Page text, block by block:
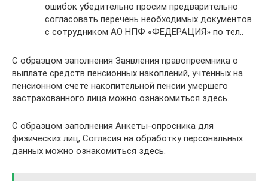
ошибок убедительно просим предварительно
согласовать перечень необходимых документов
с сотрудником АО НПФ «ФЕДЕРАЦИЯ» по тел..
С образцом заполнения Заявления правопреемника о
выплате средств пенсионных накоплений, учтенных на
пенсионном счете накопительной пенсии умершего
застрахованного лица можно ознакомиться здесь.
С образцом заполнения Анкеты-опросника для
физических лиц, Согласия на обработку персональных
данных можно ознакомиться здесь.